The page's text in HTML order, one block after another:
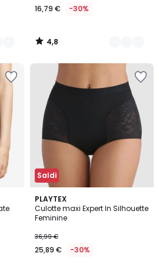
16,79 € -30%
4,8
/
Saldi
PLAYTEX
Culotte maxi Expert In Silhouette
Feminine
36,99 €
25,89 € -30%
4,2
/ 5